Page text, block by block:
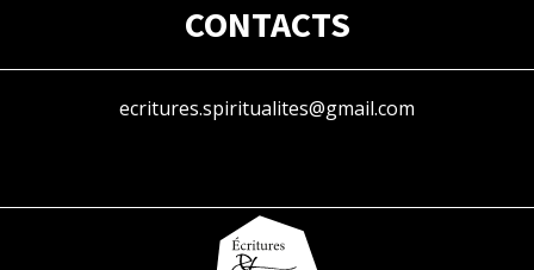
CONTACTS
ecritures.spiritualites@gmail.com